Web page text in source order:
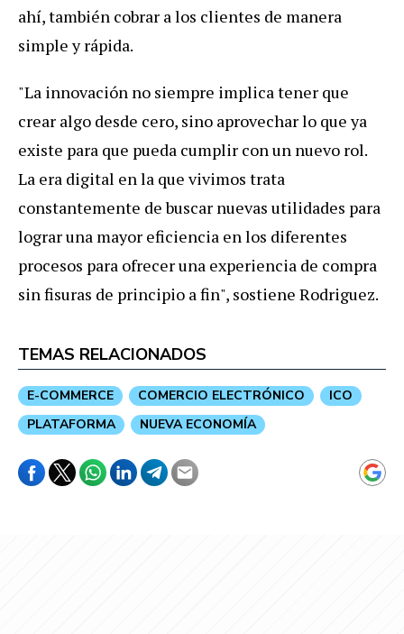
ahí, también cobrar a los clientes de manera
simple y rápida.
"La innovación no siempre implica tener que
crear algo desde cero, sino aprovechar lo que ya
existe para que pueda cumplir con un nuevo rol.
La era digital en la que vivimos trata
constantemente de buscar nuevas utilidades para
lograr una mayor eficiencia en los diferentes
procesos para ofrecer una experiencia de compra
sin fisuras de principio a fin", sostiene Rodriguez.
TEMAS RELACIONADOS
E-COMMERCE COMERCIO ELECTRÓNICO
ICO
PLATAFORMA
NUEVA ECONOMÍA